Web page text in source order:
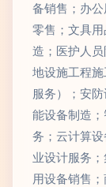
备销售；办
零售；文具
造；医护人
地设施工程
服务）；安
能设备制造
务；云计算
业设计服务
用设备销售